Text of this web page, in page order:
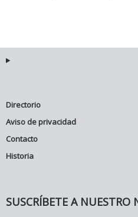
Directorio
Aviso de privacidad
Contacto
Historia
SUSCRÍBETE A NUESTRO